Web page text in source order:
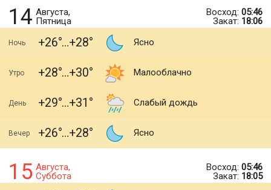
14 Августа,
Пятница
Восход: 05:46
Закат: 18:06
Ночь +26 +28 Ясно
Утро +28 +30 Малооблачно
День +29 +31 Слабый дождь
Вечер +26 +28 Ясно
15 Августа,
Суббота
Восход: 05:46
Закат: 18:05